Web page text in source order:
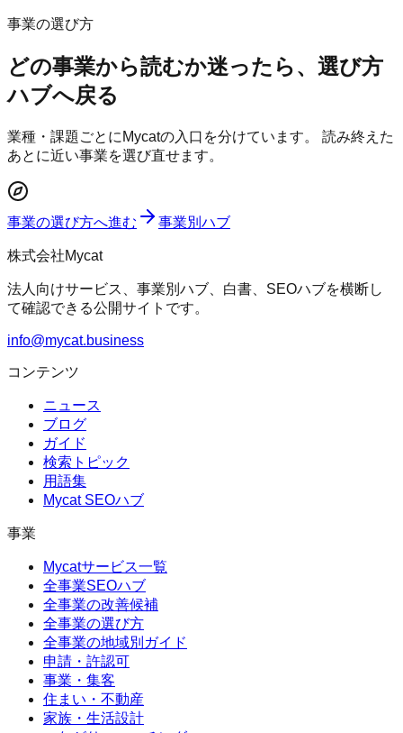
事業の選び方
どの事業から読むか迷ったら、選び方
ハブへ戻る
業種・課題ごとにMycatの入口を分けています。 読み終えた
あとに近い事業を選び直せます。
事業の選び方へ進む 事業別ハブ
株式会社Mycat
法人向けサービス、事業別ハブ、白書、SEOハブを横断し
て確認できる公開サイトです。
info@mycat.business
コンテンツ
ニュース
ブログ
ガイド
検索トピック
用語集
Mycat SEOハブ
事業
Mycatサービス一覧
全事業SEOハブ
全事業の改善候補
全事業の選び方
全事業の地域別ガイド
申請・許認可
事業・集客
住まい・不動産
家族・生活設計